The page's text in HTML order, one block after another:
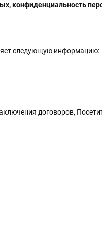
конфиденциальность
следующую информацию:
договоров,